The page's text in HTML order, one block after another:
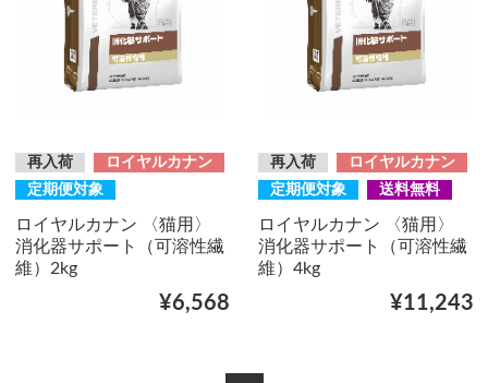
再入荷
ロイヤルカナン
定期便対象
ロイヤルカナン 〈猫用〉
消化器サポート（可溶性繊
維）2kg
¥6,568
再入荷
ロイヤルカナン
定期便対象
送料無料
ロイヤルカナン 〈猫用〉
消化器サポート（可溶性繊
維）4kg
¥11,243